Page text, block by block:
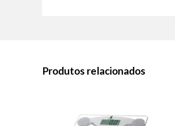
Produtos relacionados